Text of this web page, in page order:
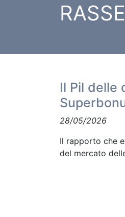
Il Pil delle
28/05/2026
Il rapporto che
del mercato